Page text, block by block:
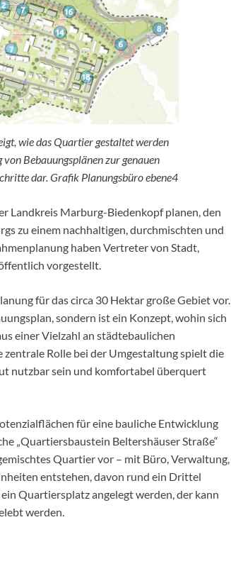
wie das Quartier gestaltet werden
Bebauungsplänen zur genauen
dar. Grafik Planungsbüro ebene4
Landkreis Marburg-Biedenkopf planen, den
zu einem nachhaltigen, durchmischten und
haben Vertreter von Stadt,
vorgestellt.
für das circa 30 Hektar große Gebiet vor.
sondern ist ein Konzept, wohin sich
einer Vielzahl an städtebaulichen
Rolle bei der Umgestaltung spielt die
nutzbar sein und komfortabel überquert
für eine bauliche Entwicklung
„Quartiersbaustein Beltershäuser Straße“
Quartier vor – mit Büro, Verwaltung,
entstehen, davon rund ein Drittel
Quartiersplatz angelegt werden, der kann
werden.